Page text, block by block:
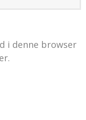
i denne browser